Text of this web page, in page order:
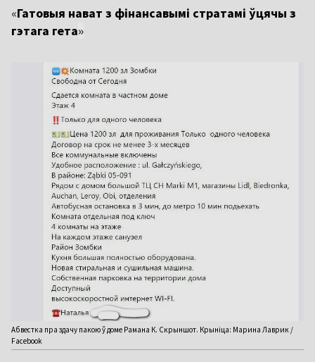
«Гатовыя нават з фінансавымі стратамі ўцячы з
гэтага гета»
Абвестка пра здачу пакою ў доме Рамана К. Скрыншот. Крыніца: Марина Лаврик /
Facebook